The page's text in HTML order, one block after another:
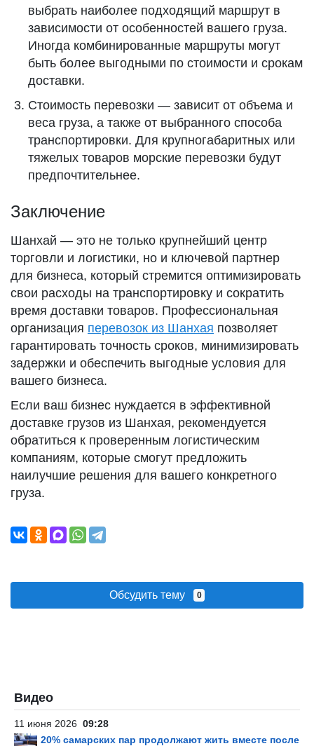
выбрать наиболее подходящий маршрут в
зависимости от особенностей вашего груза.
Иногда комбинированные маршруты могут
быть более выгодными по стоимости и срокам
доставки.
Стоимость перевозки — зависит от объема и
веса груза, а также от выбранного способа
транспортировки. Для крупногабаритных или
тяжелых товаров морские перевозки будут
предпочтительнее.
Заключение
Шанхай — это не только крупнейший центр
торговли и логистики, но и ключевой партнер
для бизнеса, который стремится оптимизировать
свои расходы на транспортировку и сократить
время доставки товаров. Профессиональная
организация перевозок из Шанхая позволяет
гарантировать точность сроков, минимизировать
задержки и обеспечить выгодные условия для
вашего бизнеса.
Если ваш бизнес нуждается в эффективной
доставке грузов из Шанхая, рекомендуется
обратиться к проверенным логистическим
компаниям, которые смогут предложить
наилучшие решения для вашего конкретного
груза.
Обсудить тему 0
Видео
11 июня 2026 09:28
20% самарских пар продолжают жить вместе после